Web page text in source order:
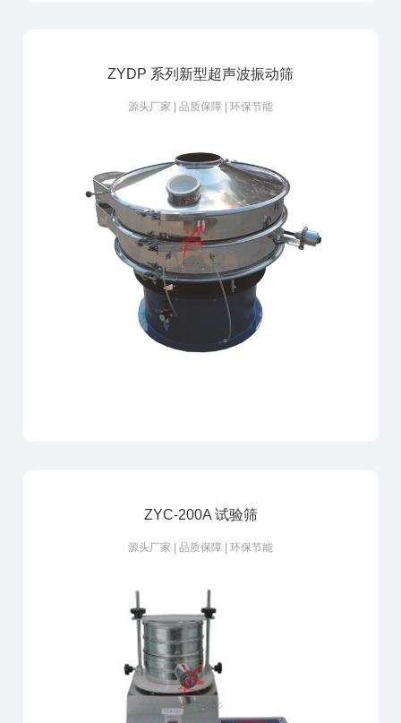
ZYDP 系列新型超声波振动筛
源头厂家 | 品质保障 | 环保节能
ZYC-200A 试验筛
源头厂家 | 品质保障 | 环保节能